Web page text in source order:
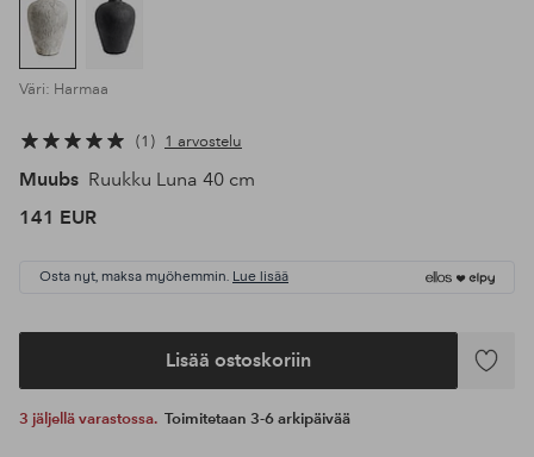
Väri: Harmaa
1 1 arvostelu
Muubs Ruukku Luna 40 cm
141 EUR
Osta nyt, maksa myöhemmin. Lue lisää
Lisää ostoskoriin
Lisää
3 jäljellä varastossa. Toimitetaan 3-6 arkipäivää